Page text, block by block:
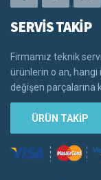
SERVİS TAKİP
Firmamız teknik
ürünlerin o an, hangi
değişen parçalarına
ÜRÜN TAKİP